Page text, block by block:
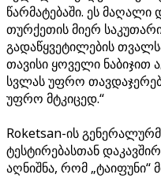
წარმატებაში. ეს
თურქეთის მიერ
გადაწყვეტილების
თავისი ყოველი ნაბიჯით
სვლას უფრო
უფრო მტკიცედ.“
Roketsan-ის
ტესტირებასთან
აღნიშნა, რომ „ტაიფუნი“